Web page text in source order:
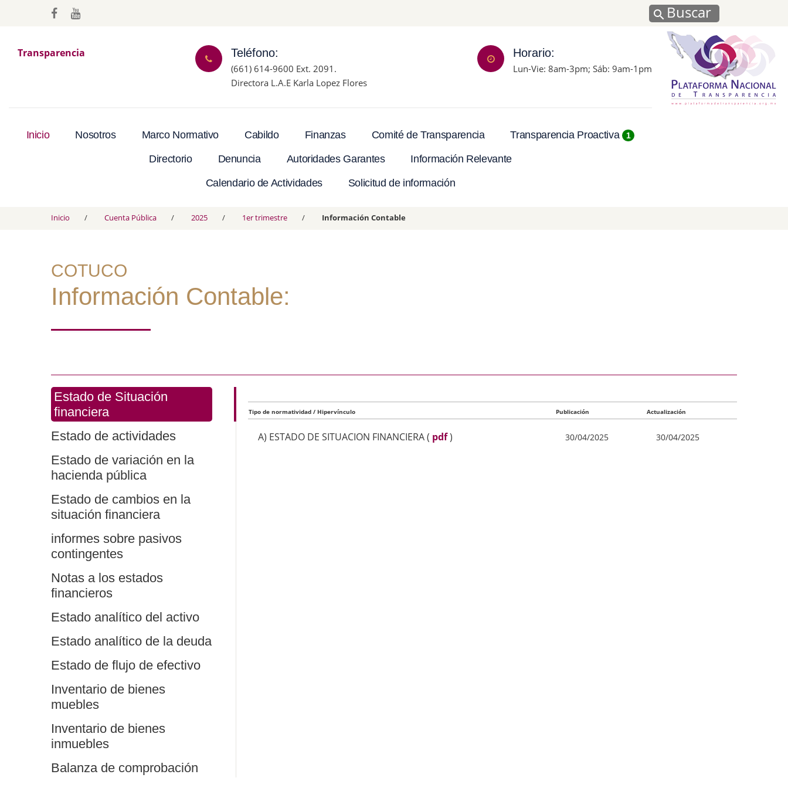
Buscar
Transparencia Teléfono:
(661) 614-9600 Ext. 2091.
Directora L.A.E Karla Lopez Flores
Horario:
Lun-Vie: 8am-3pm; Sáb: 9am-1pm
Inicio Nosotros Marco Normativo Cabildo Finanzas Comité de Transparencia Transparencia Proactiva 1
Directorio Denuncia Autoridades Garantes Información Relevante
Calendario de Actividades Solicitud de información
Inicio Cuenta Pública 2025 1er trimestre Información Contable
COTUCO
Información Contable:
Estado de Situación
financiera
Estado de actividades
Estado de variación en la
hacienda pública
Estado de cambios en la
situación financiera
informes sobre pasivos
contingentes
Notas a los estados
financieros
Estado analítico del activo
Estado analítico de la deuda
Estado de flujo de efectivo
Inventario de bienes
muebles
Inventario de bienes
inmuebles
Balanza de comprobación
Tipo de normatividad / Hipervínculo Publicación Actualización
A) ESTADO DE SITUACION FINANCIERA( pdf) 30/04/2025 30/04/2025